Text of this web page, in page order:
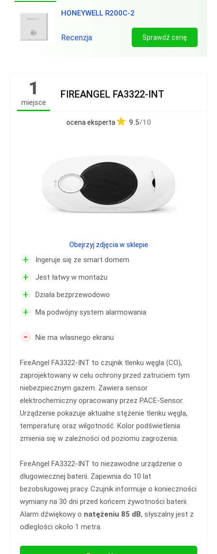
HONEYWELL R200C-2
Recenzja Sprawdź cenę
1
miejsce
FIREANGEL FA3322-INT
ocena eksperta 9.5/10
+ Ingeruje się ze smart domem
+ Jest łatwy w montażu
+ Działa bezprzewodowo
+ Ma podwójny system alarmowania
- Nie ma własnego ekranu
FireAngel FA3322-INT to czujnik tlenku węgla (CO),
zaprojektowany w celu ochrony przed zatruciem tym
niebezpiecznym gazem. Zawiera sensor
elektrochemiczny opracowany przez PACE-Sensor.
Urządzenie pokazuje aktualne stężenie tlenku węgla,
temperaturę oraz wilgotność. Kolor podświetlenia
zmienia się w zależności od poziomu zagrożenia.
FireAngel FA3322-INT to niezawodne urządzenie o
długowiecznej baterii. Zapewnia do 10 lat
bezobsługowej pracy. Czujnik informuje o konieczności
wymiany na 30 dni przed końcem żywotności baterii.
Alarm dźwiękowy o natężeniu 85 dB, słyszalny jest z
odległości około 1 metra.
Obejrzyj zdjęcia w sklepie